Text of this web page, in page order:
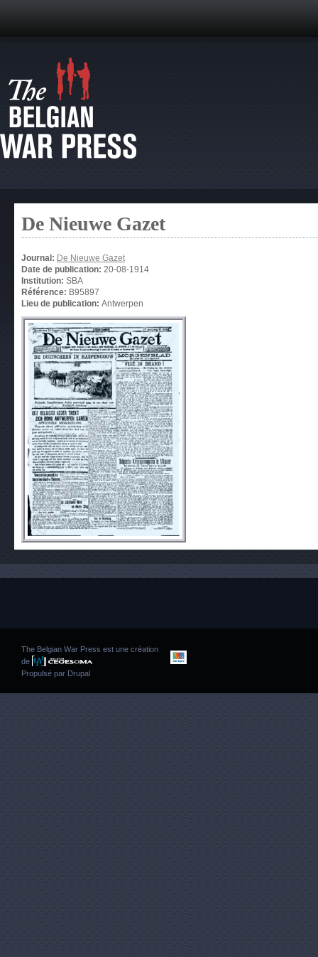
De Nieuwe Gazet
Journal: De Nieuwe Gazet
Date de publication: 20-08-1914
Institution: SBA
Référence: B95897
Lieu de publication: Antwerpen
The Belgian War Press est une création
de
Propulsé par Drupal